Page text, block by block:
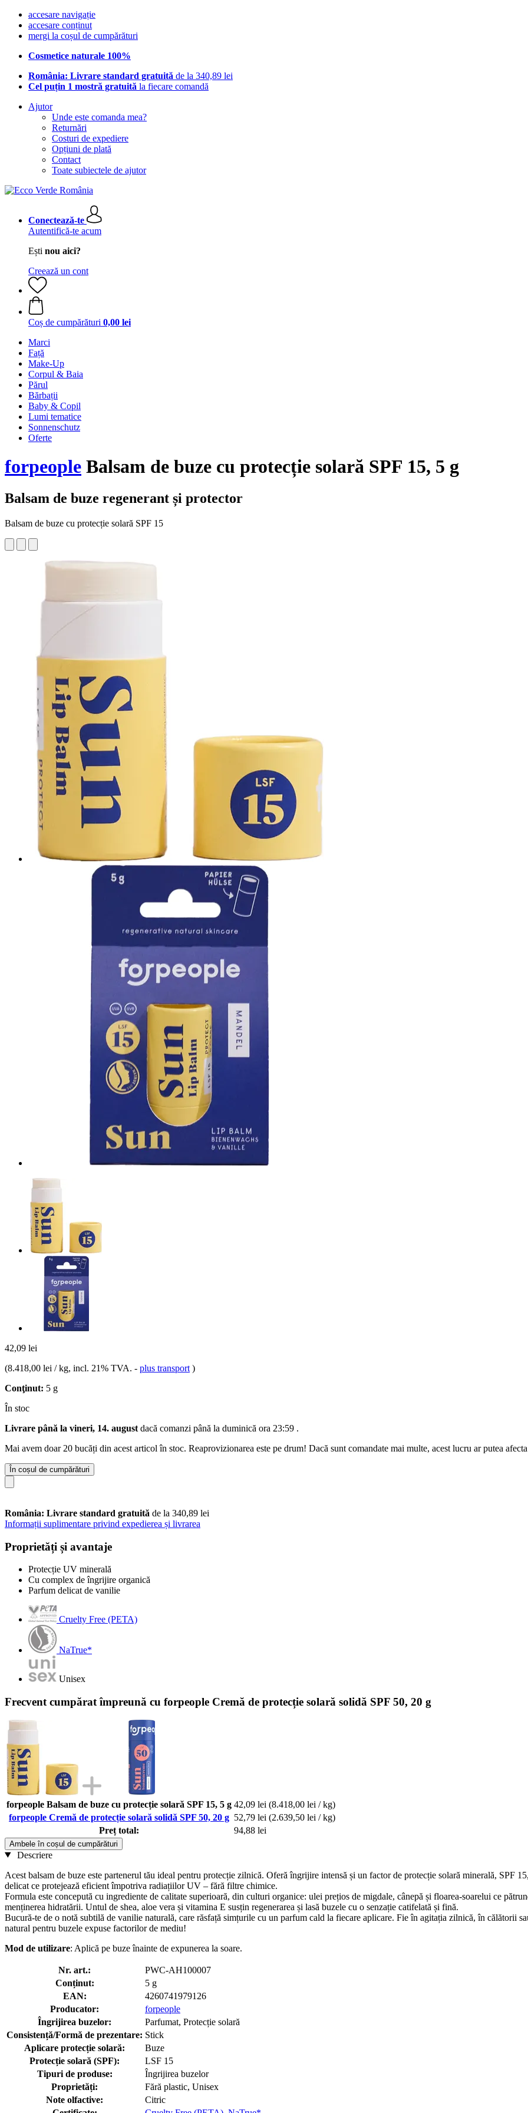
accesare navigație
accesare conținut
mergi la coșul de cumpărături
Cosmetice naturale 100%
România: Livrare standard gratuită de la 340,89 lei
Cel puțin 1 mostră gratuită la fiecare comandă
Ajutor
Unde este comanda mea?
Returnări
Costuri de expediere
Opțiuni de plată
Contact
Toate subiectele de ajutor
Conectează-te
Autentifică-te acum
Ești nou aici?
Creează un cont
Coș de cumpărături 0,00 lei
Marci
Față
Make-Up
Corpul & Baia
Părul
Bărbații
Baby & Copil
Lumi tematice
Sonnenschutz
Oferte
forpeople Balsam de buze cu protecție solară SPF 15, 5 g
Balsam de buze regenerant și protector
Balsam de buze cu protecție solară SPF 15
42,09 lei
(8.418,00 lei / kg, incl. 21% TVA. - plus transport )
Conţinut: 5 g
În stoc
Livrare până la vineri, 14. august dacă comanzi până la duminică ora 23:59 .
Mai avem doar 20 bucăți din acest articol în stoc. Reaprovizionarea este pe drum! Dacă sunt comandate mai multe, acest lucru ar putea
În coșul de cumpărături
România: Livrare standard gratuită de la 340,89 lei
Informații suplimentare privind expedierea și livrarea
Proprietăți și avantaje
Protecție UV minerală
Cu complex de îngrijire organică
Parfum delicat de vanilie
Cruelty Free (PETA)
NaTrue*
Unisex
Frecvent cumpărat împreună cu forpeople Cremă de protecție solară solidă SPF 50, 20 g
forpeople Balsam de buze cu protecție solară SPF 15, 5 g 42,09 lei (8.418,00 lei / kg)
forpeople Cremă de protecție solară solidă SPF 50, 20 g 52,79 lei (2.639,50 lei / kg)
Preț total:
94,88 lei
Ambele în coșul de cumpărături
Descriere
Acest balsam de buze este partenerul tău ideal pentru protecție zilnică. Oferă îngrijire intensă și un factor de protecție solară minerală, SPF
delicat ce protejează eficient împotriva radiațiilor UV – fără filtre chimice.
Formula este concepută cu ingrediente de calitate superioară, din culturi organice: ulei prețios de migdale, cânepă și floarea-soarelui ce
menținerea hidratării. Untul de shea, aloe vera și vitamina E susțin regenerarea și lasă buzele cu o senzație catifelată și fină.
Bucură-te de o notă subtilă de vanilie naturală, care răsfață simțurile cu un parfum cald la fiecare aplicare. Fie în agitația zilnică, în călătorii
natural pentru buzele expuse factorilor de mediu!
Mod de utilizare: Aplică pe buze înainte de expunerea la soare.
Nr. art.:
PWC-AH100007
Conținut:
5 g
EAN:
4260741979126
Producator:
forpeople
Îngrijirea buzelor:
Parfumat, Protecție solară
Consistență/Formă de prezentare: Stick
Aplicare protecție solară:
Buze
Protecție solară (SPF):
LSF 15
Tipuri de produse:
Îngrijirea buzelor
Proprietăți:
Fără plastic, Unisex
Note olfactive:
Citric